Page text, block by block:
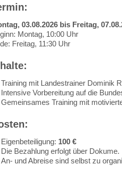
03.08.2026 bis Freitag,
Montag, 10:00 Uhr
Freitag, 11:30 Uhr
Training mit Landestrainer Dominik
Intensive Vorbereitung auf die
Gemeinsames Training mit
Eigenbeteiligung: 100 €
Die Bezahlung erfolgt über Dokume.
An- und Abreise sind selbst zu